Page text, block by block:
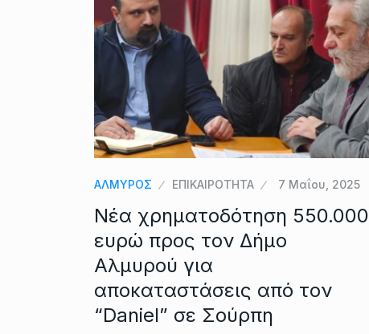
ΑΛΜΥΡΟΣ ΕΠΙΚΑΙΡΟΤΗΤΑ 7 Μαΐου, 2025
Νέα χρηματοδότηση 550.000
ευρώ προς τον Δήμο
Αλμυρού για
αποκαταστάσεις από τον
“Daniel” σε Σούρπη